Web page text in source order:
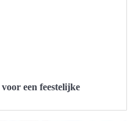
een feestelijke